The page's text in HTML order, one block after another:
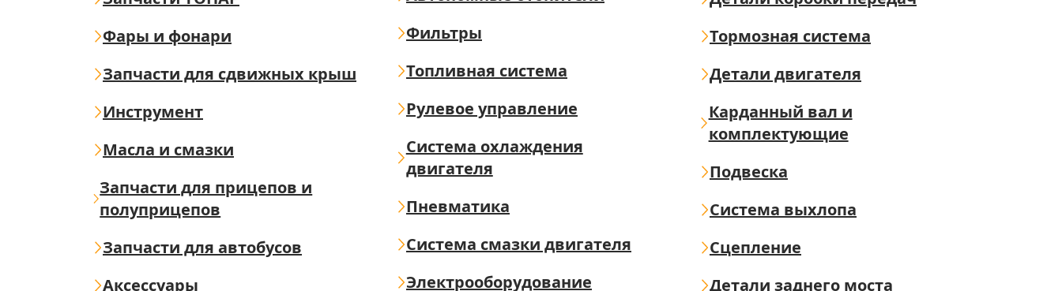
Фары и фонари
Запчасти для сдвижных крыш
Инструмент
Масла и смазки
Запчасти для прицепов и
полуприцепов
Запчасти для автобусов
Аксессуары
Фильтры
Топливная система
Рулевое управление
Система охлаждения
двигателя
Пневматика
Система смазки двигателя
Электрооборудование
Тормозная система
Детали двигателя
Карданный вал и
комплектующие
Подвеска
Система выхлопа
Сцепление
Детали заднего моста